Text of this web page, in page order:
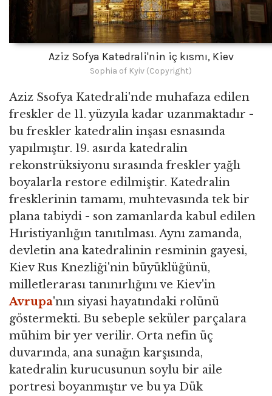
Aziz Sofya Katedrali'nin iç kısmı, Kiev
Sophia of Kyiv (Copyright)
Aziz Ssofya Katedrali'nde muhafaza edilen
freskler de 11. yüzyıla kadar uzanmaktadır -
bu freskler katedralin inşası esnasında
yapılmıştır. 19. asırda katedralin
rekonstrüksiyonu sırasında freskler yağlı
boyalarla restore edilmiştir. Katedralin
fresklerinin tamamı, muhtevasında tek bir
plana tabiydi - son zamanlarda kabul edilen
Hıristiyanlığın tanıtılması. Aynı zamanda,
devletin ana katedralinin resminin gayesi,
Kiev Rus Knezliği'nin büyüklüğünü,
milletlerarası tanınırlığını ve Kiev'in
Avrupa'nın siyasi hayatındaki rolünü
göstermekti. Bu sebeple seküler parçalara
mühim bir yer verilir. Orta nefin üç
duvarında, ana sunağın karşısında,
katedralin kurucusunun soylu bir aile
portresi boyanmıştır ve bu ya Dük